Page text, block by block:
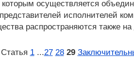
осуществляется
исполнителей
распространяются также
Статья 1 ...27 28 29